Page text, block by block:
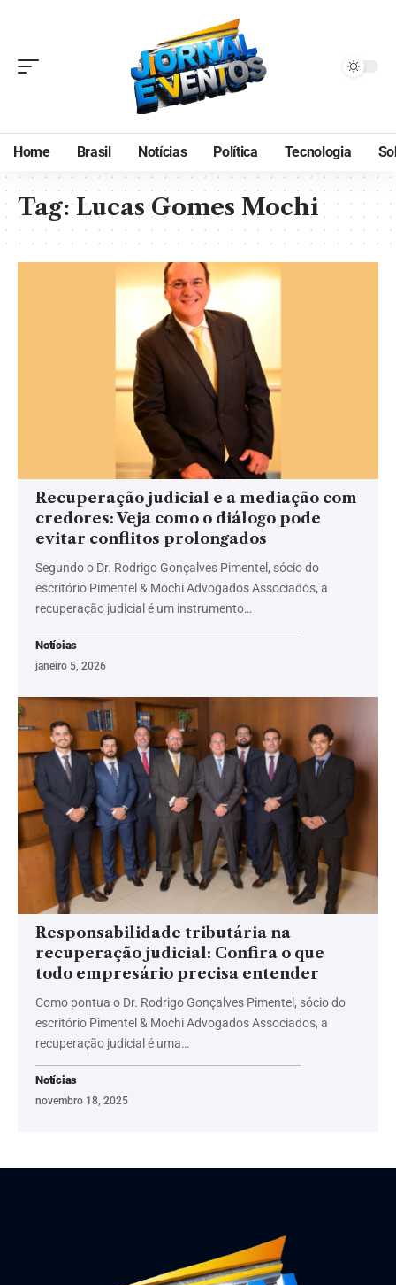
Home Brasil Notícias Política Tecnologia
Tag:Lucas Gomes Mochi
Recuperação judicial e a mediação com
credores: Veja como o diálogo pode
evitar conflitos prolongados
Segundo o Dr. Rodrigo Gonçalves Pimentel, sócio do
escritório Pimentel & Mochi Advogados Associados, a
recuperação judicial é um instrumento…
Notícias
janeiro 5, 2026
Responsabilidade tributária na
recuperação judicial: Confira o que
todo empresário precisa entender
Como pontua o Dr. Rodrigo Gonçalves Pimentel, sócio do
escritório Pimentel & Mochi Advogados Associados, a
recuperação judicial é uma…
Notícias
novembro 18, 2025